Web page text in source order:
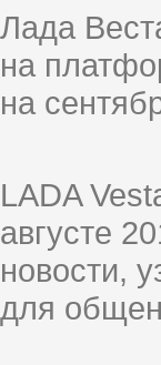
Лада
на
на
LADA
августе
новости,
для